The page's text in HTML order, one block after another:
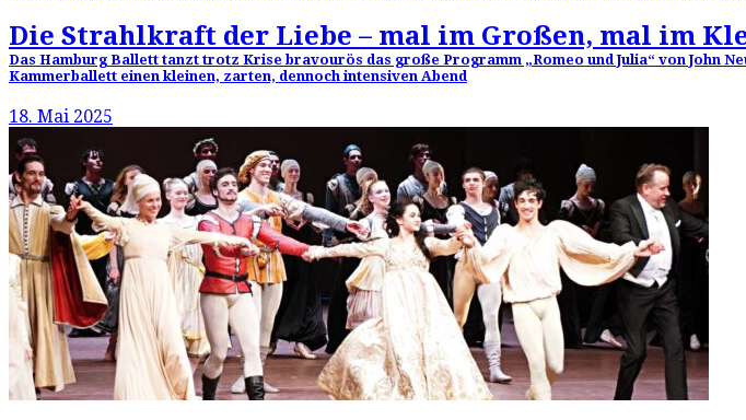
Die Strahlkraft der Liebe – mal im Großen, mal im
Das Hamburg Ballett tanzt trotz Krise bravourös das große Programm „Romeo und Julia“ von John
Kammerballett einen kleinen, zarten, dennoch intensiven Abend
18. Mai 2025